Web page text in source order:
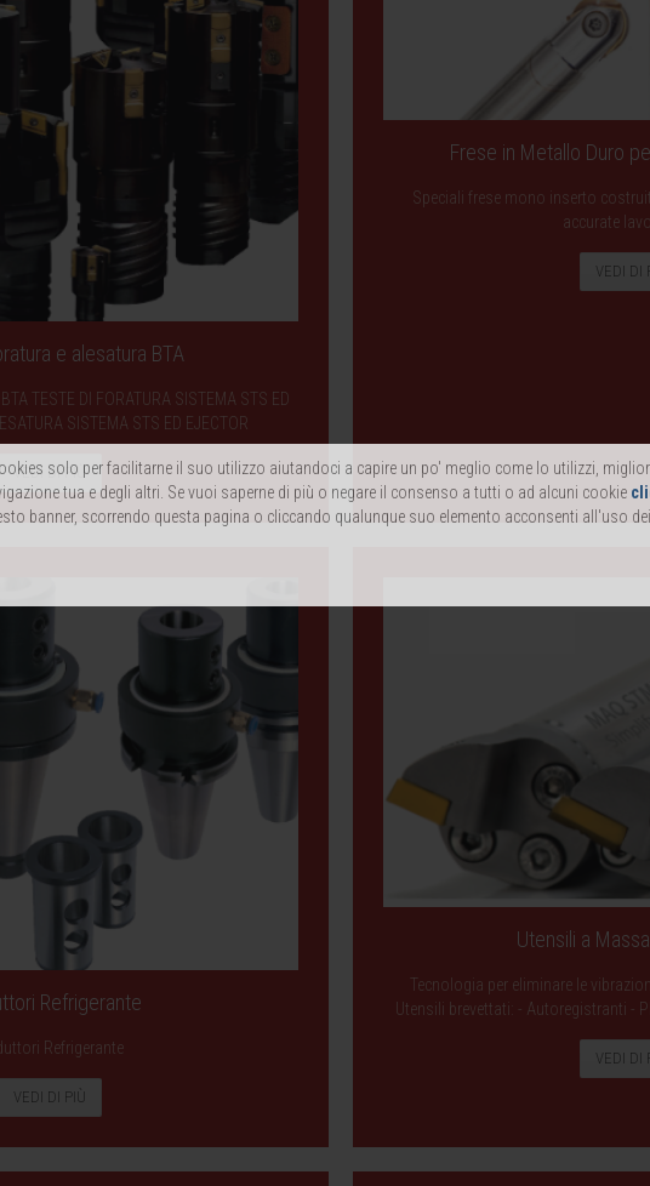
solo per facilitarne il suo utilizzo aiutandoci a capire un po' meglio come lo utilizzi,
tua e degli altri. Se vuoi saperne di più o negare il consenso a tutti o ad alcuni cookie
banner, scorrendo questa pagina o cliccando qualunque suo elemento acconsenti all'uso
e alesatura BTA
TESTE DI FORATURA SISTEMA STS ED
SISTEMA STS ED EJECTOR
VEDI DI PIÙ
Frese in Metallo Duro
Speciali frese mono inserto
accurate
VEDI DI
Refrigerante
Refrigerante
VEDI DI PIÙ
Utensili a
Tecnologia per eliminare le
Utensili brevettati: - Autoregistranti -
VEDI DI